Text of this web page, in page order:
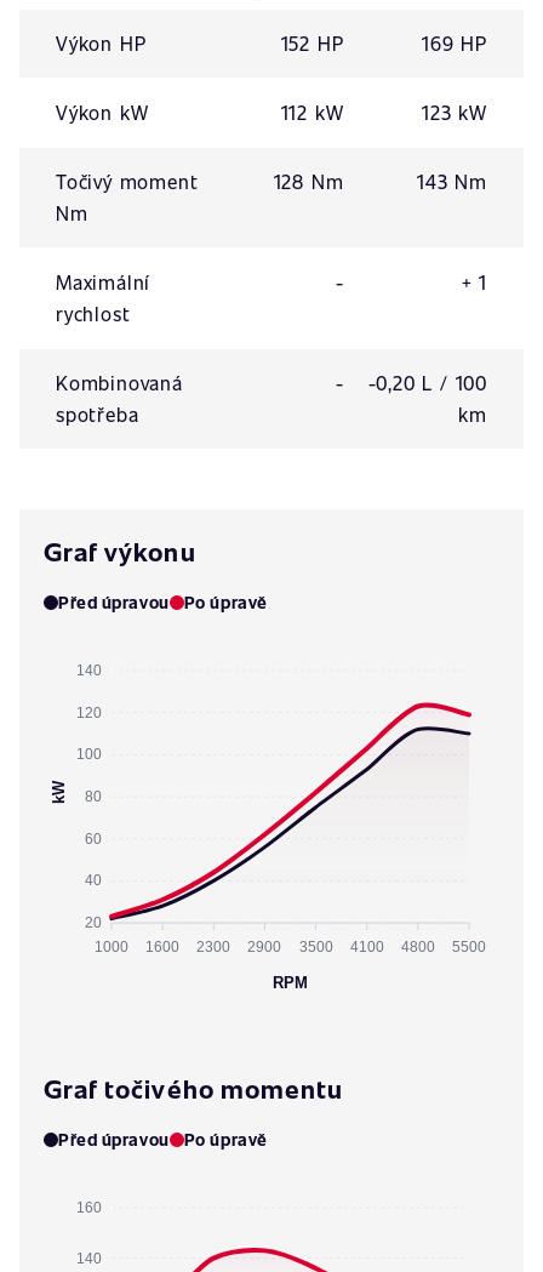
Výkon HP 152 HP 169 HP
Výkon kW 112 kW 123 kW
Točivý moment
Nm
128 Nm 143 Nm
Maximální
rychlost
- + 1
Kombinovaná
spotřeba
-
-0,20 L / 100
km
Graf výkonu
Před úpravou Po úpravě
140
120
100
80
60
40
20
kW
1000 1600 2300 2900 3500 4100 4800 5500
RPM
Graf točivého momentu
Před úpravou Po úpravě
160
140